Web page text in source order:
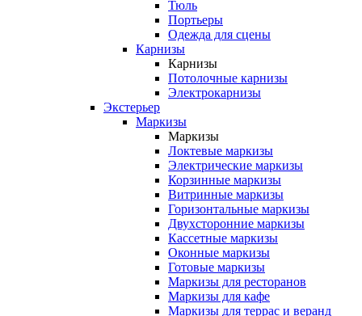
Тюль
Портьеры
Одежда для сцены
Карнизы
Карнизы
Потолочные карнизы
Электрокарнизы
Экстерьер
Маркизы
Маркизы
Локтевые маркизы
Электрические маркизы
Корзинные маркизы
Витринные маркизы
Горизонтальные маркизы
Двухсторонние маркизы
Кассетные маркизы
Оконные маркизы
Готовые маркизы
Маркизы для ресторанов
Маркизы для кафе
Маркизы для террас и веранд